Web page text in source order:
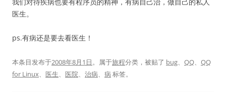
医生。
ps.有病还是要去看医生！
本条目发布于2008年8月1日。属于旅程分类，被贴了 bug、 QQ、 QQ
for Linux、 医生、 医院、 治病、 病 标签。